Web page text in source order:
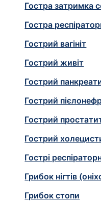
Гостра затримка
Гостра
Гострий вагініт
Гострий живіт
Гострий
Гострий
Гострий
Гострий
Гострі
Грибок нігтів
Грибок стопи